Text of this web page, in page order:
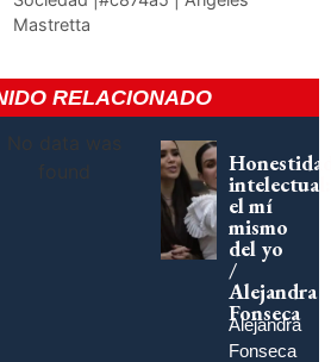
Mastretta
RELACIONADO
No data was
found
intelectual:
el mí
mismo
del yo
/
Alejandra
Fonseca
Alejandra
Fonseca